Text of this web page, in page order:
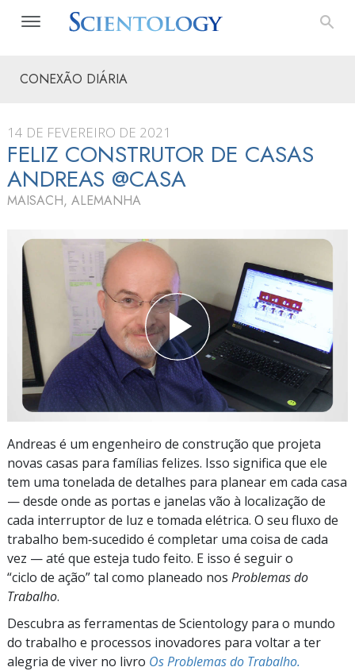
CONEXÃO DIÁRIA
14 DE FEVEREIRO DE 2021
FELIZ CONSTRUTOR DE CASAS
ANDREAS @CASA
MAISACH, ALEMANHA
Andreas é um engenheiro de construção que projeta
novas casas para famílias felizes. Isso significa que ele
tem uma tonelada de detalhes para planear em cada casa
— desde onde as portas e janelas vão à localização de
cada interruptor de luz e tomada elétrica. O seu fluxo de
trabalho bem‑sucedido é completar uma coisa de cada
vez — até que esteja tudo feito. E isso é seguir o
“ciclo de ação” tal como planeado nos Problemas do
Trabalho.
Descubra as ferramentas de Scientology para o mundo
do trabalho e processos inovadores para voltar a ter
alegria de viver no livro Os Problemas do Trabalho.